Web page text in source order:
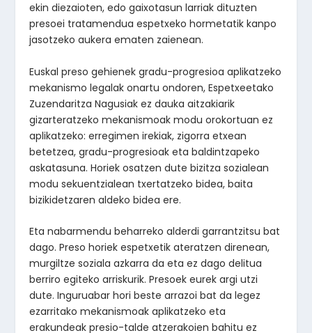
ekin diezaioten, edo gaixotasun larriak dituzten
presoei tratamendua espetxeko hormetatik kanpo
jasotzeko aukera ematen zaienean.
Euskal preso gehienek gradu-progresioa aplikatzeko
mekanismo legalak onartu ondoren, Espetxeetako
Zuzendaritza Nagusiak ez dauka aitzakiarik
gizarteratzeko mekanismoak modu orokortuan ez
aplikatzeko: erregimen irekiak, zigorra etxean
betetzea, gradu-progresioak eta baldintzapeko
askatasuna. Horiek osatzen dute bizitza sozialean
modu sekuentzialean txertatzeko bidea, baita
bizikidetzaren aldeko bidea ere.
Eta nabarmendu beharreko alderdi garrantzitsu bat
dago. Preso horiek espetxetik ateratzen direnean,
murgiltze soziala azkarra da eta ez dago delitua
berriro egiteko arriskurik. Presoek eurek argi utzi
dute. Inguruabar hori beste arrazoi bat da legez
ezarritako mekanismoak aplikatzeko eta
erakundeak presio-talde atzerakoien bahitu ez